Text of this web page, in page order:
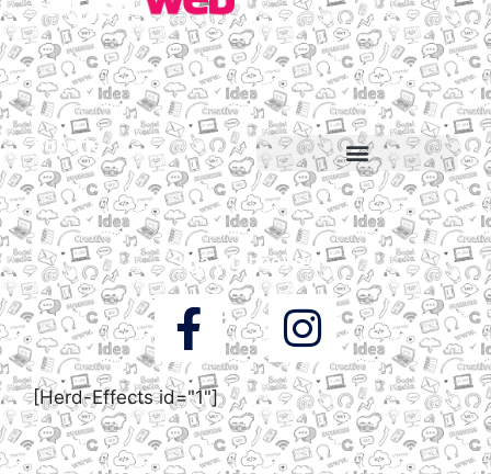
Hospedagem de Sites
Migração de sites e e-mails
Construtor de sites
Suporte
Suporte via Whats
Siga a DigooWeb
[Herd-Effects id="1"]